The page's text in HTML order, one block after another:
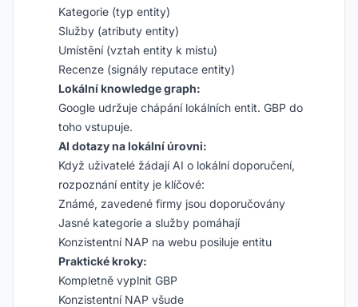
Kategorie (typ entity)
Služby (atributy entity)
Umístění (vztah entity k místu)
Recenze (signály reputace entity)
Lokální knowledge graph:
Google udržuje chápání lokálních entit. GBP do
toho vstupuje.
AI dotazy na lokální úrovni:
Když uživatelé žádají AI o lokální doporučení,
rozpoznání entity je klíčové:
Známé, zavedené firmy jsou doporučovány
Jasné kategorie a služby pomáhají
Konzistentní NAP na webu posiluje entitu
Praktické kroky:
Kompletně vyplnit GBP
Konzistentní NAP všude